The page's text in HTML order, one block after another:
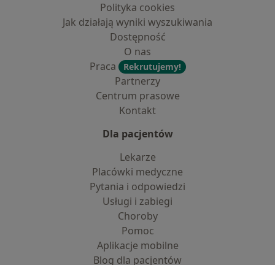
Polityka cookies
Jak działają wyniki wyszukiwania
Dostępność
O nas
Praca
Rekrutujemy!
Partnerzy
Centrum prasowe
Kontakt
Dla pacjentów
Lekarze
Placówki medyczne
Pytania i odpowiedzi
Usługi i zabiegi
Choroby
Pomoc
Aplikacje mobilne
Blog dla pacjentów